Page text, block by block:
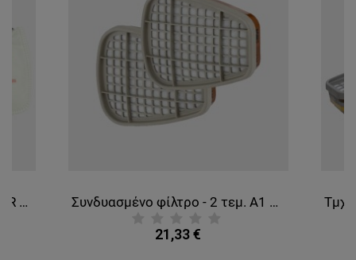
Σετ 3M Secure Click D3125 P2 R Φίλτρο σωματιδίων, Συνδυασμένο φίλτρο - 2 τεμ. A1 3M 6051
21,33 €